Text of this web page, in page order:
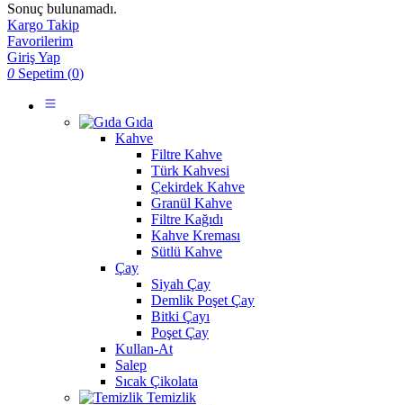
Sonuç bulunamadı.
Kargo Takip
Favorilerim
Giriş Yap
0 Sepetim (0)
Gıda
Kahve
Filtre Kahve
Türk Kahvesi
Çekirdek Kahve
Granül Kahve
Filtre Kağıdı
Kahve Kreması
Sütlü Kahve
Çay
Siyah Çay
Demlik Poşet Çay
Bitki Çayı
Poşet Çay
Kullan-At
Salep
Sıcak Çikolata
Temizlik